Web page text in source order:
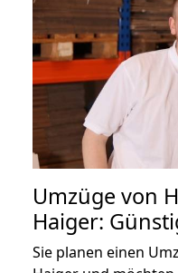
Umzüge von
Haiger:
Sie planen einen